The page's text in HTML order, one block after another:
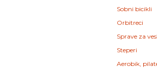
Sobni bicikli
Orbitreci
Sprave za
Steperi
Aerobik,